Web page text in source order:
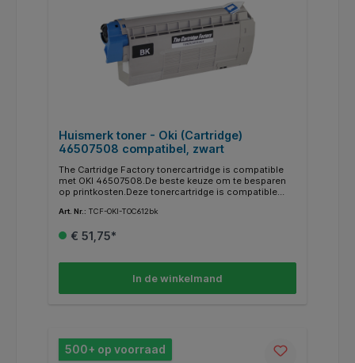
Huismerk toner - Oki (Cartridge)
46507508 compatibel, zwart
The Cartridge Factory tonercartridge is compatible
met OKI 46507508.De beste keuze om te besparen
op printkosten.Deze tonercartridge is compatible
aan de hoogste eisen die de zakelijke gebruiker van
Nederlandse productieomgeving voor een 100%
modellen printers:C612 C612N C612DN
Art. Nr.: TCF-OKI-TOC612bk
€ 51,75*
In de winkelmand
500+ op voorraad